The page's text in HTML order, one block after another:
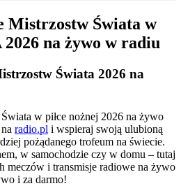
Mistrzostw Świata w
2026 na żywo w radiu
Świata 2026 na
w piłce nożnej 2026 na żywo
radio.pl i wspieraj swoją ulubioną
pożądanego trofeum na świecie.
w samochodzie czy w domu – tutaj
meczów i transmisje radiowe na żywo
i za darmo!